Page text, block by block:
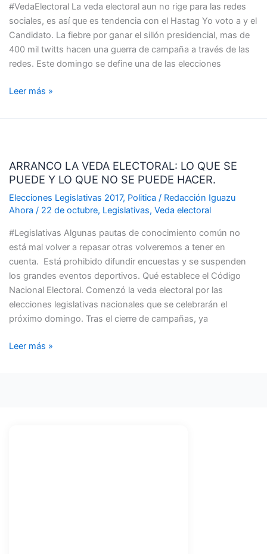
#VedaElectoral La veda electoral aun no rige para las redes
sociales, es así que es tendencia con el Hastag Yo voto a y el
Candidato. La fiebre por ganar el sillón presidencial, mas de
400 mil twitts hacen una guerra de campaña a través de las
redes. Este domingo se define una de las elecciones
NO
SE
ENTERO
Leer más »
ARRANCO LA VEDA ELECTORAL: LO QUE SE
PUEDE Y LO QUE NO SE PUEDE HACER.
Elecciones Legislativas 2017, Politica / Redacción Iguazu
Ahora / 22 de octubre, Legislativas, Veda electoral
#Legislativas Algunas pautas de conocimiento común no
está mal volver a repasar otras volveremos a tener en
cuenta. Está prohibido difundir encuestas y se suspenden
los grandes eventos deportivos. Qué establece el Código
Nacional Electoral. Comenzó la veda electoral por las
elecciones legislativas nacionales que se celebrarán el
próximo domingo. Tras el cierre de campañas, ya
VEDA
ELECTORAL:
LO
QUE
PUEDE
Y
LO
QUE
NO
SE
PUEDE
Leer más »